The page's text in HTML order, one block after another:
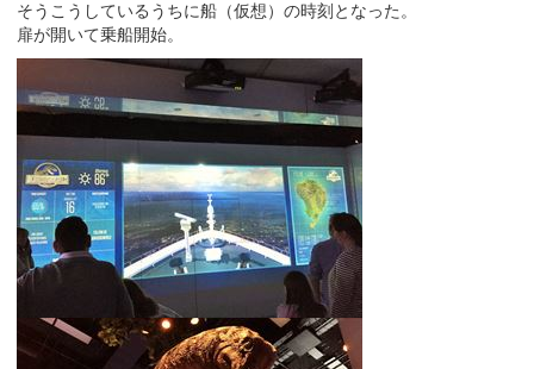
そうこうしているうちに船（仮想）の時刻となった。
扉が開いて乗船開始。